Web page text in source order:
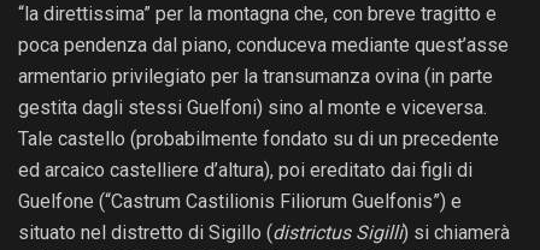
“la direttissima” per la montagna che, con breve tragitto e
poca pendenza dal piano, conduceva mediante quest’asse
armentario privilegiato per la transumanza ovina (in parte
gestita dagli stessi Guelfoni) sino al monte e viceversa.
Tale castello (probabilmente fondato su di un precedente
ed arcaico castelliere d’altura), poi ereditato dai figli di
Guelfone (“Castrum Castilionis Filiorum Guelfonis”) e
situato nel distretto di Sigillo (districtus Sigilli) si chiamerà